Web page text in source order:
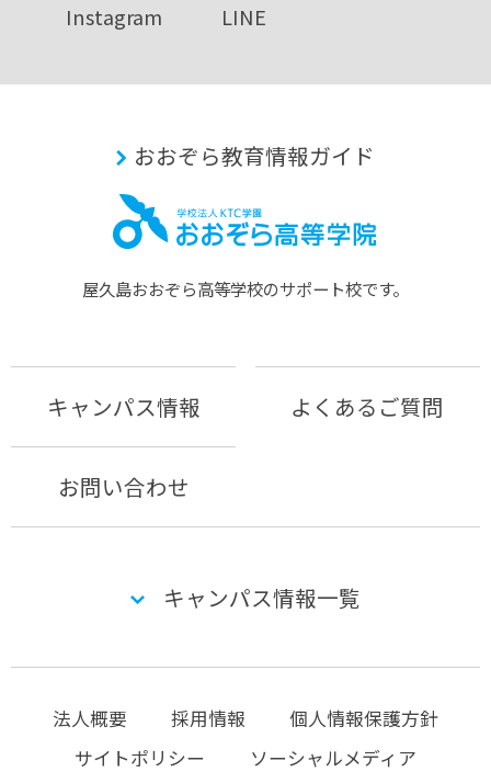
Instagram LINE
おおぞら教育情報ガイド
屋久島おおぞら⾼等学校のサポート校です。
キャンパス情報 よくあるご質問
お問い合わせ
キャンパス情報一覧
法人概要 採用情報
個人情報保護方針
サイトポリシー
ソーシャルメディア